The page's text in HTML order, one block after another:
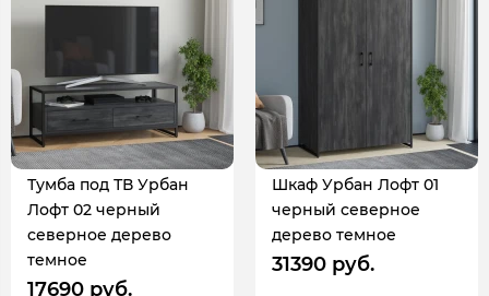
Тумба под ТВ Урбан
Лофт 02 черный
северное дерево
темное
17690 руб.
Шкаф Урбан Лофт 01
черный северное
дерево темное
31390 руб.